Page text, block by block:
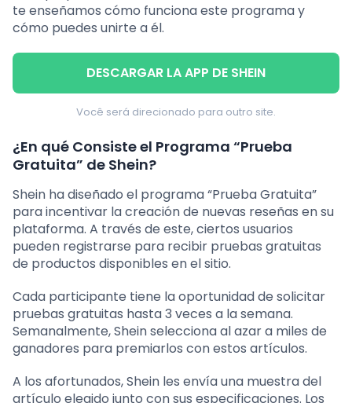
te enseñamos cómo funciona este programa y
cómo puedes unirte a él.
DESCARGAR LA APP DE SHEIN
Você será direcionado para outro site.
¿En qué Consiste el Programa “Prueba
Gratuita” de Shein?
Shein ha diseñado el programa “Prueba Gratuita”
para incentivar la creación de nuevas reseñas en su
plataforma. A través de este, ciertos usuarios
pueden registrarse para recibir pruebas gratuitas
de productos disponibles en el sitio.
Cada participante tiene la oportunidad de solicitar
pruebas gratuitas hasta 3 veces a la semana.
Semanalmente, Shein selecciona al azar a miles de
ganadores para premiarlos con estos artículos.
A los afortunados, Shein les envía una muestra del
artículo elegido junto con sus especificaciones. Los